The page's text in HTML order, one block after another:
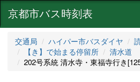
京都市バス時刻表
交通局 ハイパー市バスダイヤ
【き】で始まる停留所
清水道
202号系統 清水寺・東福寺行き